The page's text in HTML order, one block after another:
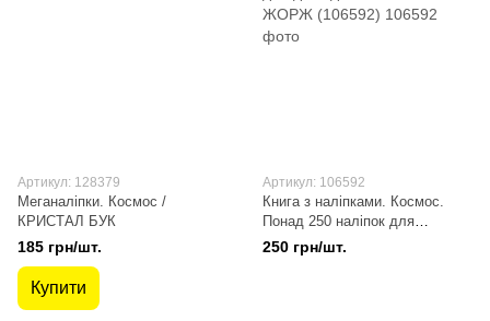
Артикул: 128379
Меганаліпки. Космос /
КРИСТАЛ БУК
185 грн/шт.
Купити
Артикул: 106592
Книга з наліпками. Космос.
Понад 250 налiпок для
дослiдникiв - Фiона Ватт-
ЖОРЖ (106592)
250 грн/шт.